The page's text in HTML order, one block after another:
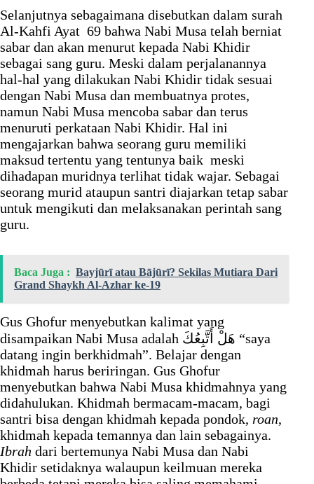
Selanjutnya sebagaimana disebutkan dalam surah
Al-Kahfi Ayat 69 bahwa Nabi Musa telah berniat
sabar dan akan menurut kepada Nabi Khidir
sebagai sang guru. Meski dalam perjalanannya
hal-hal yang dilakukan Nabi Khidir tidak sesuai
dengan Nabi Musa dan membuatnya protes,
namun Nabi Musa mencoba sabar dan terus
menuruti perkataan Nabi Khidir. Hal ini
mengajarkan bahwa seorang guru memiliki
maksud tertentu yang tentunya baik meski
dihadapan muridnya terlihat tidak wajar. Sebagai
seorang murid ataupun santri diajarkan tetap sabar
untuk mengikuti dan melaksanakan perintah sang
guru.
Baca Juga : Bayjūrī atau Bājūrī? Sekilas Mutiara Dari
Grand Shaykh Al-Azhar ke-19
Gus Ghofur menyebutkan kalimat yang
disampaikan Nabi Musa adalah هَلْ أَتَّبِعُكَ “saya
datang ingin berkhidmah”. Belajar dengan
khidmah harus beriringan. Gus Ghofur
menyebutkan bahwa Nabi Musa khidmahnya yang
didahulukan. Khidmah bermacam-macam, bagi
santri bisa dengan khidmah kepada pondok, roan,
khidmah kepada temannya dan lain sebagainya.
Ibrah dari bertemunya Nabi Musa dan Nabi
Khidir setidaknya walaupun keilmuan mereka